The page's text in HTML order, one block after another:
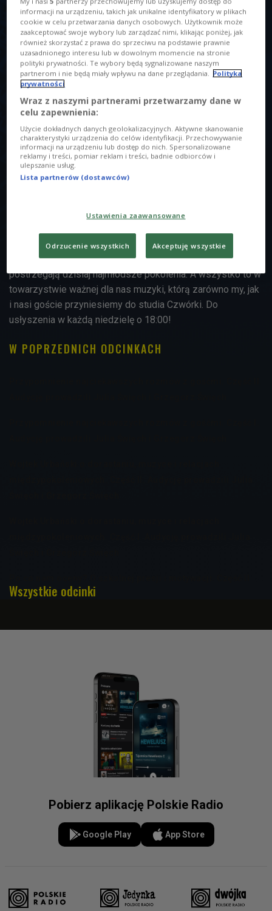
O AUDYCJI
00:00 00:00
Kiedyś to było? "Ja w Twoim wieku..." to coś więcej, niż
tylko program radiowy - to projekt, który łączy pokolenia,
pokazuje jak można budować, a nie dzielić. To rozmowy o
partnerstwie, zaufaniu i odwadze. Wspólnie z naszymi
Zanurzamy się w okresie nastoletnim, w dorosłości,
otoczeniem czy pierwszymi pracodawcami, jakie mieliśmy
obawy wchodząc w dorosłość i jak tę dorosłość
postrzegają dzisiaj najmłodsze pokolenia. A wszystko to w
towarzystwie ważnej dla nas muzyki, którą zarówno my, jak
i nasi goście przyniesiemy do studia Czwórki. Do
usłyszenia w każdą niedzielę o 18:00!
W POPRZEDNICH ODCINKACH
Wszystkie odcinki
Pobierz aplikację Polskie Radio
Google Play App Store
informacji na urządzeniu, takich jak unikalne identyfikatory w plikach
cookie w celu przetwarzania danych osobowych. Użytkownik może
zaakceptować swoje wybory lub zarządzać nimi, klikając poniżej, jak
również skorzystać z prawa do sprzeciwu na podstawie prawnie
uzasadnionego interesu lub w dowolnym momencie na stronie
polityki prywatności. Te wybory będą sygnalizowane naszym
partnerom i nie będą miały wpływu na dane przeglądania.
Polityka
prywatności
Wraz z naszymi partnerami przetwarzamy dane w
celu zapewnienia:
Użycie dokładnych danych geolokalizacyjnych. Aktywne skanowanie
charakterystyki urządzenia do celów identyfikacji. Przechowywanie
informacji na urządzeniu lub dostęp do nich. Spersonalizowane
reklamy i treści, pomiar reklam i treści, badnie odbiorców i
ulepszanie usług.
Lista partnerów (dostawców)
Ustawienia zaawansowane
Odrzucenie wszystkich Akceptuję wszystkie